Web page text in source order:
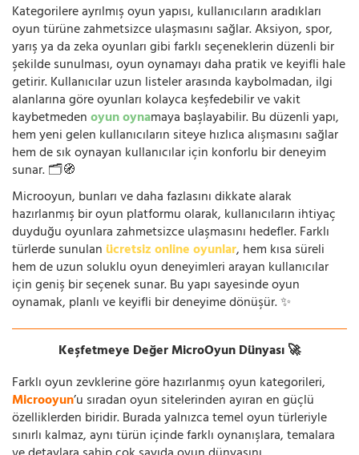
Kategorilere ayrılmış oyun yapısı, kullanıcıların aradıkları
oyun türüne zahmetsizce ulaşmasını sağlar. Aksiyon, spor,
yarış ya da zeka oyunları gibi farklı seçeneklerin düzenli bir
şekilde sunulması, oyun oynamayı daha pratik ve keyifli hale
getirir. Kullanıcılar uzun listeler arasında kaybolmadan, ilgi
alanlarına göre oyunları kolayca keşfedebilir ve vakit
kaybetmedenoyun oynamaya başlayabilir. Bu düzenli yapı,
hem yeni gelen kullanıcıların siteye hızlıca alışmasını sağlar
hem de sık oynayan kullanıcılar için konforlu bir deneyim
sunar. 🗂️🧭
Microoyun, bunları ve daha fazlasını dikkate alarak
hazırlanmış bir oyun platformu olarak, kullanıcıların ihtiyaç
duyduğu oyunlara zahmetsizce ulaşmasını hedefler. Farklı
türlerde sunulan ücretsiz online oyunlar, hem kısa süreli
hem de uzun soluklu oyun deneyimleri arayan kullanıcılar
için geniş bir seçenek sunar. Bu yapı sayesinde oyun
oynamak, planlı ve keyifli bir deneyime dönüşür. ✨
Keşfetmeye Değer MicroOyun Dünyası 🚀
Farklı oyun zevklerine göre hazırlanmış oyun kategorileri,
Microoyun’u sıradan oyun sitelerinden ayıran en güçlü
özelliklerden biridir. Burada yalnızca temel oyun türleriyle
sınırlı kalmaz, aynı türün içinde farklı oynanışlara, temalara